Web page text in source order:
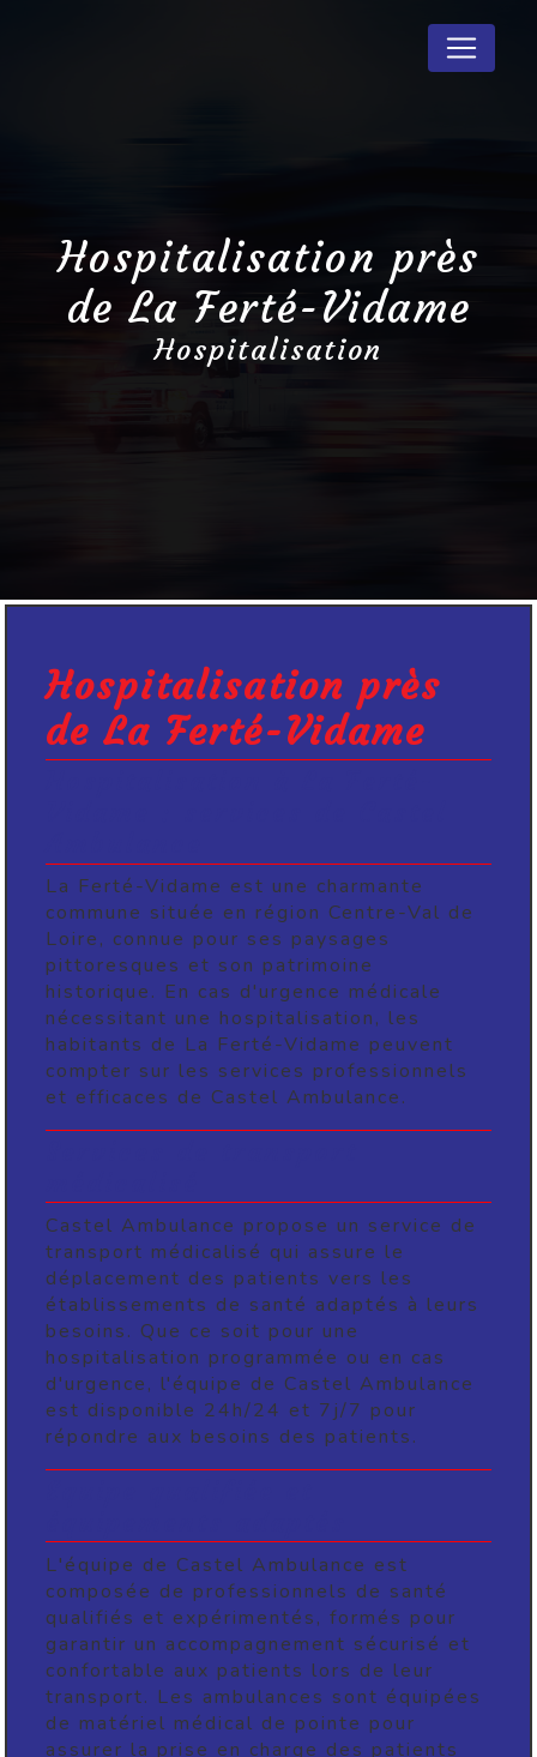
Hospitalisation près
de La Ferté-Vidame
Hospitalisation
Hospitalisation près
de La Ferté-Vidame
La Ferté-Vidame est une charmante
commune située en région Centre-Val de
Loire, connue pour ses paysages
pittoresques et son patrimoine
historique. En cas d'urgence médicale
nécessitant une hospitalisation, les
habitants de La Ferté-Vidame peuvent
compter sur les services professionnels
et efficaces de Castel Ambulance.
Castel Ambulance propose un service de
transport médicalisé qui assure le
déplacement des patients vers les
établissements de santé adaptés à leurs
besoins. Que ce soit pour une
hospitalisation programmée ou en cas
d'urgence, l'équipe de Castel Ambulance
est disponible 24h/24 et 7j/7 pour
répondre aux besoins des patients.
L'équipe de Castel Ambulance est
composée de professionnels de santé
qualifiés et expérimentés, formés pour
garantir un accompagnement sécurisé et
confortable aux patients lors de leur
transport. Les ambulances sont équipées
de matériel médical de pointe pour
assurer la prise en charge des patients